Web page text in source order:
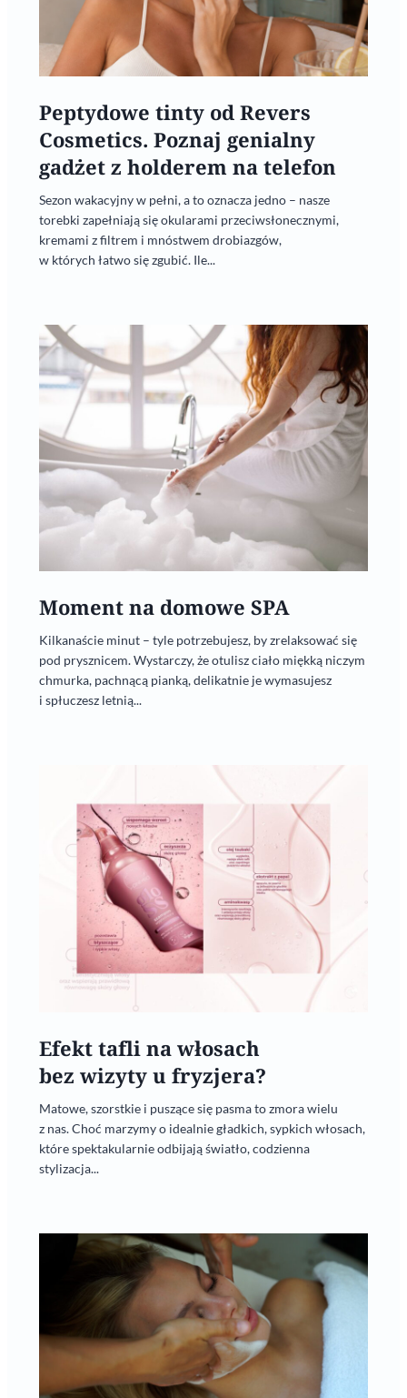
Peptydowe tinty od Revers
Cosmetics. Poznaj genialny
gadżet z holderem na telefon
Sezon wakacyjny w pełni, a to oznacza jedno – nasze
torebki zapełniają się okularami przeciwsłonecznymi,
kremami z filtrem i mnóstwem drobiazgów,
w których łatwo się zgubić. Ile...
Moment na domowe SPA
Kilkanaście minut – tyle potrzebujesz, by zrelaksować się
pod prysznicem. Wystarczy, że otulisz ciało miękką niczym
chmurka, pachnącą pianką, delikatnie je wymasujesz
i spłuczesz letnią...
Efekt tafli na włosach
bez wizyty u fryzjera?
Matowe, szorstkie i puszące się pasma to zmora wielu
z nas. Choć marzymy o idealnie gładkich, sypkich włosach,
które spektakularnie odbijają światło, codzienna
stylizacja...